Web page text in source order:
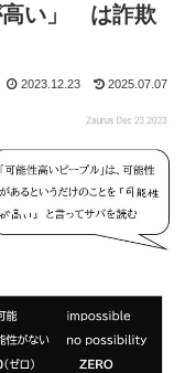
い」 は詐欺
2023.12.23 2025.07.07